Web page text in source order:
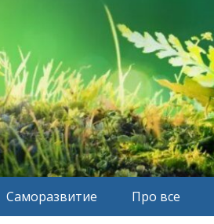
Саморазвитие Про все